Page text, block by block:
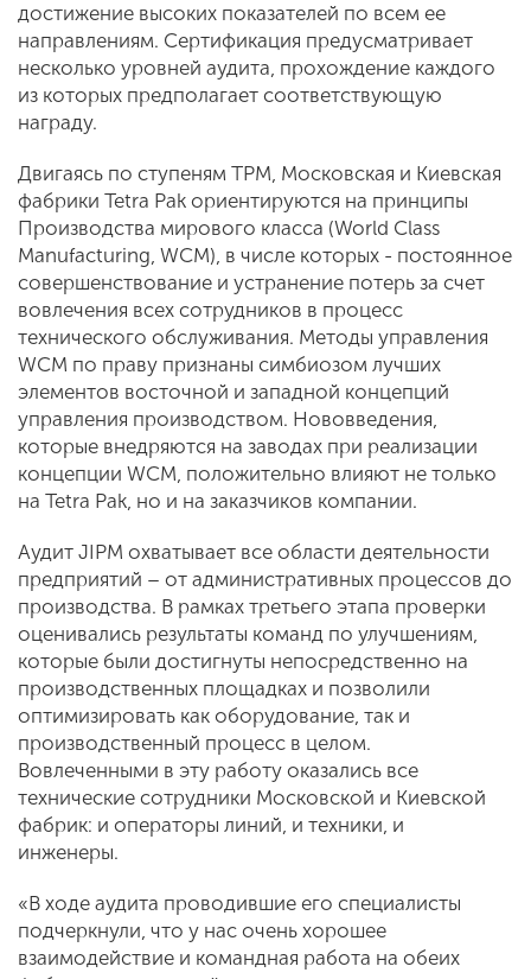
достижение высоких показателей по всем ее
направлениям. Сертификация предусматривает
несколько уровней аудита, прохождение каждого
из которых предполагает соответствующую
награду.
Двигаясь по ступеням TPM, Московская и Киевская
фабрики Tetra Pak ориентируются на принципы
Производства мирового класса (World Class
Manufacturing, WCM), в числе которых - постоянное
совершенствование и устранение потерь за счет
вовлечения всех сотрудников в процесс
технического обслуживания. Методы управления
WCM по праву признаны симбиозом лучших
элементов восточной и западной концепций
управления производством. Нововведения,
которые внедряются на заводах при реализации
концепции WCM, положительно влияют не только
на Tetra Pak, но и на заказчиков компании.
Аудит JIPM охватывает все области деятельности
предприятий – от административных процессов до
производства. В рамках третьего этапа проверки
оценивались результаты команд по улучшениям,
которые были достигнуты непосредственно на
производственных площадках и позволили
оптимизировать как оборудование, так и
производственный процесс в целом.
Вовлеченными в эту работу оказались все
технические сотрудники Московской и Киевской
фабрик: и операторы линий, и техники, и
инженеры.
«В ходе аудита проводившие его специалисты
подчеркнули, что у нас очень хорошее
взаимодействие и командная работа на обеих